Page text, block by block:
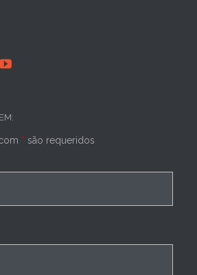

* são requeridos